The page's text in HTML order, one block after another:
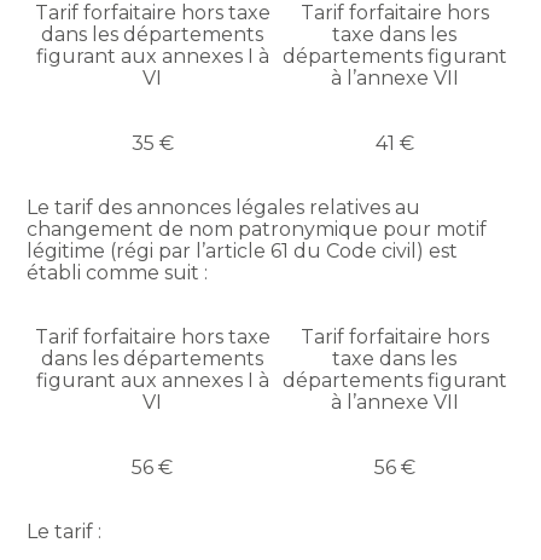
Tarif forfaitaire hors taxe
dans les départements
figurant aux annexes I à
VI
Tarif forfaitaire hors
taxe dans les
départements figurant
à l’annexe VII
35 € 41 €
Le tarif des annonces légales relatives au
changement de nom patronymique pour motif
légitime (régi par l’article 61 du Code civil) est
établi comme suit :
Tarif forfaitaire hors taxe
dans les départements
figurant aux annexes I à
VI
Tarif forfaitaire hors
taxe dans les
départements figurant
à l’annexe VII
56 € 56 €
Le tarif :